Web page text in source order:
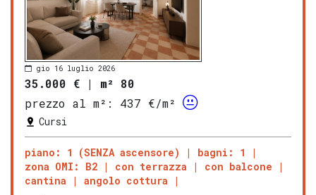
gio 16 luglio 2026
35.000 € | m² 80
prezzo al m²:
437 €/m²
Cursi
piano: 1 (SENZA ascensore)
bagni: 1
zona OMI: B2
con terrazza
con balcone
cantina
angolo cottura